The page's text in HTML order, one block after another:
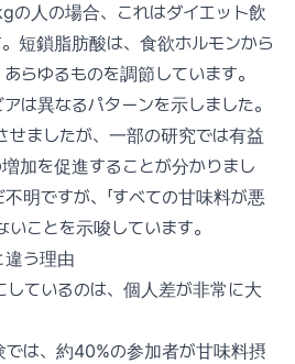
の人の場合、これはダイエット飲
短鎖脂肪酸は、食欲ホルモンから
らゆるものを調節しています。
は異なるパターンを示しました。
ましたが、一部の研究では有益
加を促進することが分かりまし
明ですが、「すべての甘味料が悪
いことを示唆しています。
違う理由
ているのは、個人差が非常に大
では、約40%の参加者が甘味料摂